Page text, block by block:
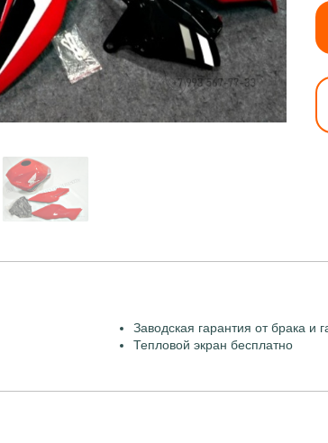
Заводская гарантия от брака и
Тепловой экран бесплатно